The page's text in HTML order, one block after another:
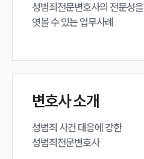
성범죄전문변호사의 전문성을
엿볼 수 있는 업무사례
변호사 소개
성범죄 사건 대응에 강한
성범죄전문변호사